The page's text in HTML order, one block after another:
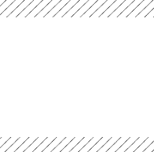
Przejdź